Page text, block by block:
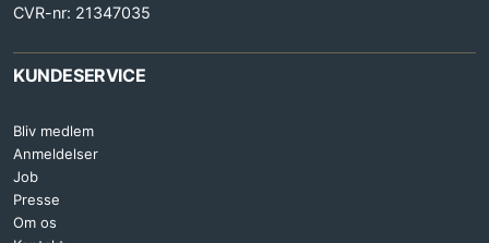
CVR-nr: 21347035
KUNDESERVICE
Bliv medlem
Anmeldelser
Job
Presse
Om os